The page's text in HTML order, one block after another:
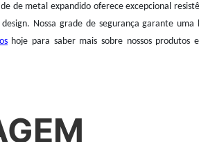
de metal expandido oferece excepcional
Nossa grade de segurança garante
hoje para saber mais sobre nossos produtos